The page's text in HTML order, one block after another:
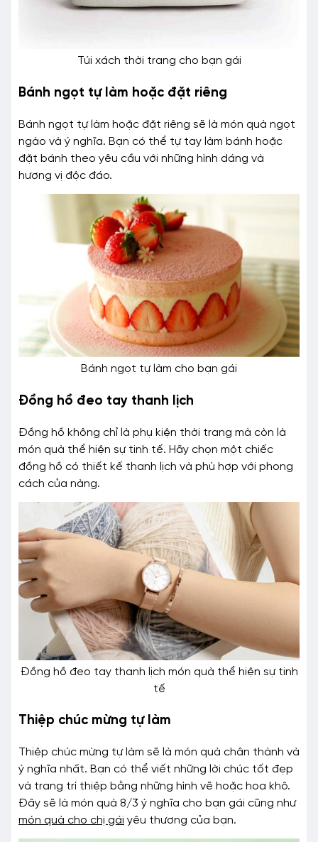
Túi xách thời trang cho bạn gái
Bánh ngọt tự làm hoặc đặt riêng
Bánh ngọt tự làm hoặc đặt riêng sẽ là món quà ngọt
ngào và ý nghĩa. Bạn có thể tự tay làm bánh hoặc
đặt bánh theo yêu cầu với những hình dáng và
hương vị độc đáo.
Bánh ngọt tự làm cho bạn gái
Đồng hồ đeo tay thanh lịch
Đồng hồ không chỉ là phụ kiện thời trang mà còn là
món quà thể hiện sự tinh tế. Hãy chọn một chiếc
đồng hồ có thiết kế thanh lịch và phù hợp với phong
cách của nàng.
Đồng hồ đeo tay thanh lịch món quà thể hiện sự tinh
tế
Thiệp chúc mừng tự làm
Thiệp chúc mừng tự làm sẽ là món quà chân thành và
ý nghĩa nhất. Bạn có thể viết những lời chúc tốt đẹp
và trang trí thiệp bằng những hình vẽ hoặc hoa khô.
Đây sẽ là món quà 8/3 ý nghĩa cho bạn gái cũng như
món quà cho chị gái yêu thương của bạn.